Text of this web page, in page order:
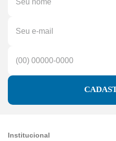
Institucional